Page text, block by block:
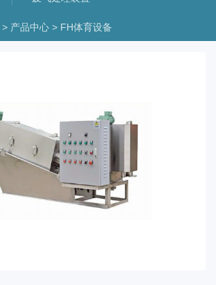
> 产品中心 > FH体育设备